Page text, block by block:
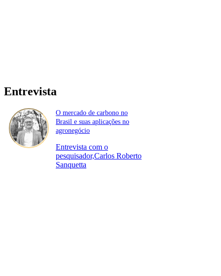
Entrevista
O mercado de carbono no
Brasil e suas aplicações no
agronegócio
Entrevista com o
pesquisador,Carlos Roberto
Sanquetta